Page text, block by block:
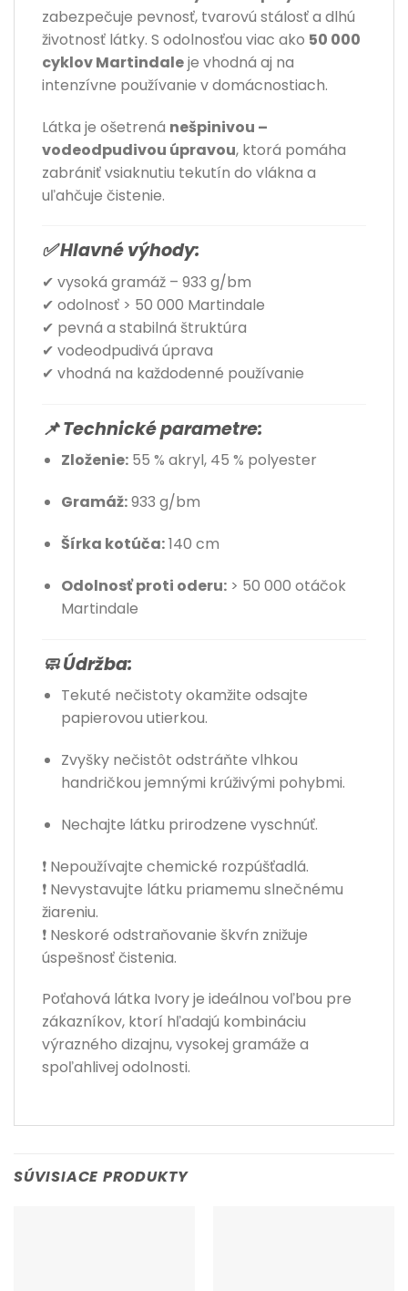
zabezpečuje pevnosť, tvarovú stálosť a dlhú
životnosť látky. S odolnosťou viac ako 50 000
cyklov Martindaleje vhodná aj na
intenzívne používanie v domácnostiach.
Látka je ošetrená nešpinivou –
vodeodpudivou úpravou, ktorá pomáha
zabrániť vsiaknutiu tekutín do vlákna a
uľahčuje čistenie.
✅ Hlavné výhody:
✔ vysoká gramáž – 933 g/bm
✔ odolnosť > 50 000 Martindale
✔ pevná a stabilná štruktúra
✔ vodeodpudivá úprava
✔ vhodná na každodenné používanie
📌 Technické parametre:
Zloženie:55 % akryl, 45 % polyester
Gramáž:933 g/bm
Šírka kotúča:140 cm
Odolnosť proti oderu:> 50 000 otáčok
Martindale
🧼 Údržba:
Tekuté nečistoty okamžite odsajte
papierovou utierkou.
Zvyšky nečistôt odstráňte vlhkou
handričkou jemnými krúživými pohybmi.
Nechajte látku prirodzene vyschnúť.
❗ Nepoužívajte chemické rozpúšťadlá.
❗ Nevystavujte látku priamemu slnečnému
žiareniu.
❗ Neskoré odstraňovanie škvŕn znižuje
úspešnosť čistenia.
Poťahová látka Ivory je ideálnou voľbou pre
zákazníkov, ktorí hľadajú kombináciu
výrazného dizajnu, vysokej gramáže a
spoľahlivej odolnosti.
SÚVISIACE PRODUKTY